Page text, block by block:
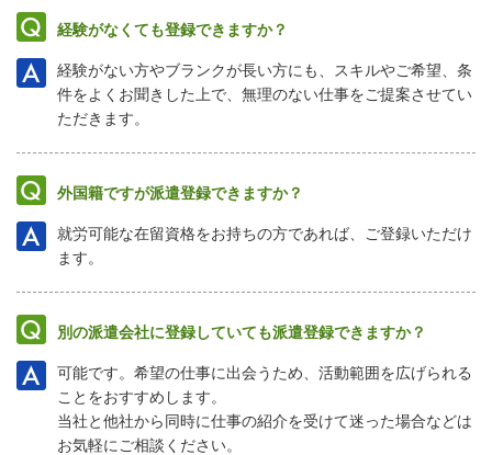
経験がなくても登録できますか？
経験がない方やブランクが長い方にも、スキルやご希望、条
件をよくお聞きした上で、無理のない仕事をご提案させてい
ただきます。
外国籍ですが派遣登録できますか？
就労可能な在留資格をお持ちの方であれば、ご登録いただけ
ます。
別の派遣会社に登録していても派遣登録できますか？
可能です。希望の仕事に出会うため、活動範囲を広げられる
ことをおすすめします。
当社と他社から同時に仕事の紹介を受けて迷った場合などは
お気軽にご相談ください。